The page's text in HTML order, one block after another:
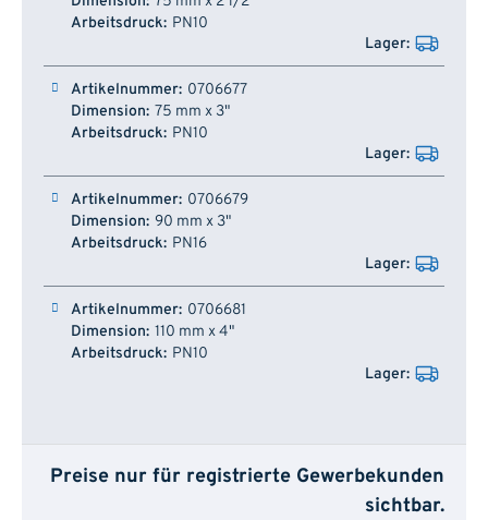
PN10
0706677
75 mm x 3"
PN10
0706679
90 mm x 3"
PN16
0706681
110 mm x 4"
PN10
Preise nur für registrierte Gewerbekunden
sichtbar.